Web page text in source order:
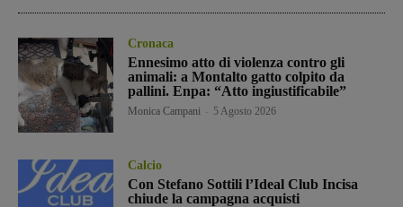
Cronaca
Ennesimo atto di violenza contro gli
animali: a Montalto gatto colpito da
pallini. Enpa: “Atto ingiustificabile”
Monica Campani 5 Agosto 2026
Calcio
Con Stefano Sottili l’Ideal Club Incisa
chiude la campagna acquisti